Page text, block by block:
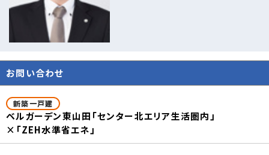
お問い合わせ
新築一戸建
ベルガーデン東山田「センター北エリア生活圏内」
×「ZEH水準省エネ」